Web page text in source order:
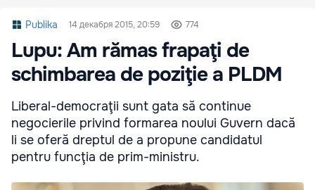
Publika 14 декабря 2015, 20:59 774
Lupu: Am rămas frapaţi de
schimbarea de poziţie a PLDM
Liberal-democraţii sunt gata să continue
negocierile privind formarea noului Guvern dacă
li se oferă dreptul de a propune candidatul
pentru funcţia de prim-ministru.